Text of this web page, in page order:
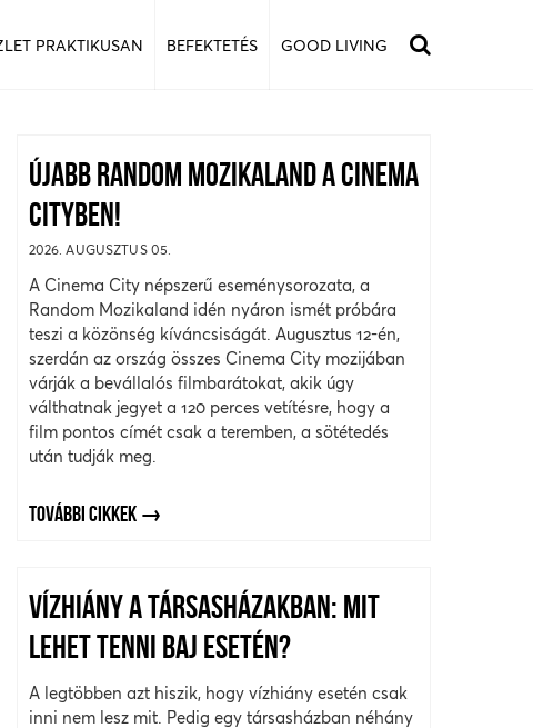
PRAKTIKUSAN BEFEKTETÉS GOOD LIVING
ÚJABB RANDOM MOZIKALAND A CINEMA
CITYBEN!
2026. AUGUSZTUS 05.
A Cinema City népszerű eseménysorozata, a
Random Mozikaland idén nyáron ismét próbára
teszi a közönség kíváncsiságát. Augusztus 12-én,
szerdán az ország összes Cinema City mozijában
várják a bevállalós filmbarátokat, akik úgy
válthatnak jegyet a 120 perces vetítésre, hogy a
film pontos címét csak a teremben, a sötétedés
után tudják meg.
TOVÁBBI CIKKEK
VÍZHIÁNY A TÁRSASHÁZAKBAN: MIT
LEHET TENNI BAJ ESETÉN?
A legtöbben azt hiszik, hogy vízhiány esetén csak
inni nem lesz mit. Pedig egy társasházban néhány